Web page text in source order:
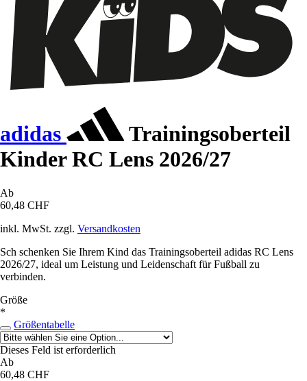
adidas
Trainingsoberteil
Kinder RC Lens 2026/27
Ab
60,48 CHF
inkl. MwSt. zzgl. Versandkosten
Sch schenken Sie Ihrem Kind das Trainingsoberteil adidas RC Lens
2026/27, ideal um Leistung und Leidenschaft für Fußball zu
verbinden.
Größe
*
Größentabelle
Dieses Feld ist erforderlich
Ab
60,48 CHF